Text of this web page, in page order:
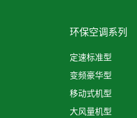
环保空调系列
定速标准型
变频豪华型
移动式机型
大风量机型